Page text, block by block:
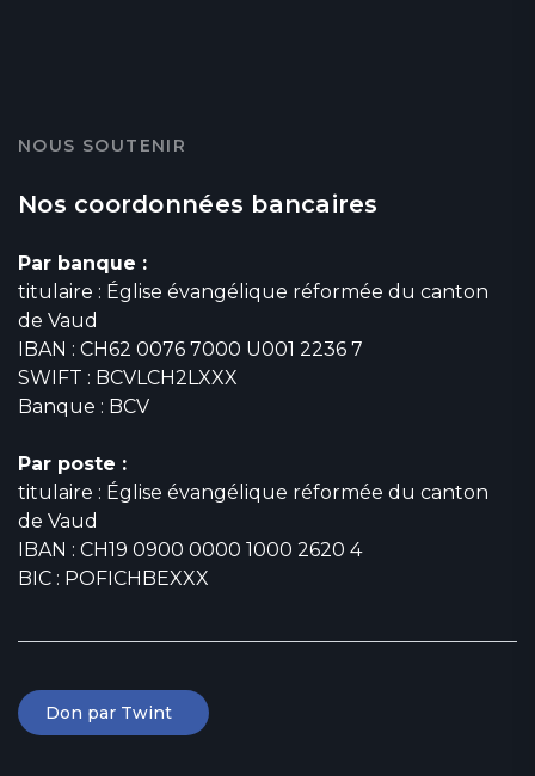
NOUS SOUTENIR
Nos coordonnées bancaires
Par banque :
titulaire : Église évangélique réformée du canton
de Vaud
IBAN : CH62 0076 7000 U001 2236 7
SWIFT : BCVLCH2LXXX
Banque : BCV
Par poste :
titulaire : Église évangélique réformée du canton
de Vaud
IBAN : CH19 0900 0000 1000 2620 4
BIC : POFICHBEXXX
Don par Twint